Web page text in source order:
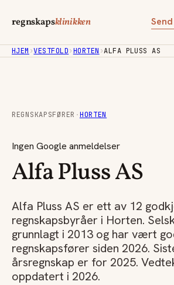
regnskapsklinikken
HJEM ›VESTFOLD›HORTEN ›ALFA PLUSS AS
REGNSKAPSFØRER ·HORTEN
Ingen Google anmeldelser
Alfa Pluss AS
Alfa Pluss AS er ett av 12
regnskapsbyråer i Horten.
grunnlagt i 2013 og har vært
regnskapsfører siden 2026.
årsregnskap er for 2025.
oppdatert i 2026.